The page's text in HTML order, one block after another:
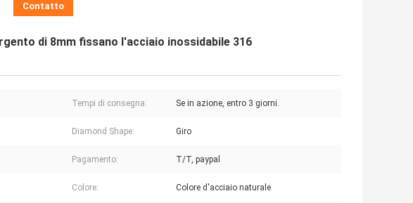
Contatto
di 8mm fissano l'acciaio inossidabile 316
Tempi di consegna: Se in azione, entro 3 giorni.
Diamond Shape: Giro
Pagamento: T/T, paypal
Colore: Colore d'acciaio naturale